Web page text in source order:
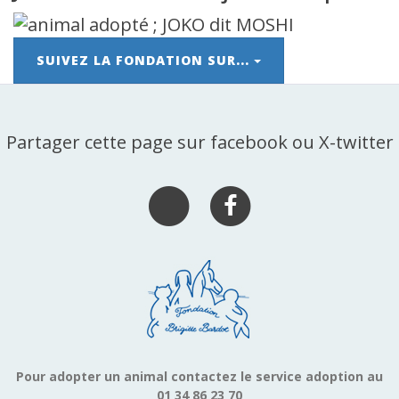
SUIVEZ LA FONDATION SUR...
Partager cette page sur facebook ou X-twitter
Pour adopter un animal contactez le service adoption au
01 34 86 23 70